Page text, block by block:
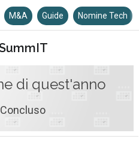
M&A Guide Nomine Tech
di quest'anno